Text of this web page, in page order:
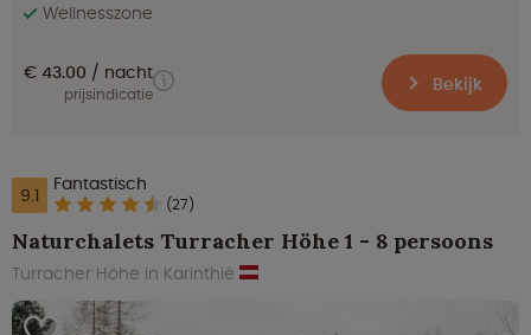
Wellnesszone
€ 43.00 nacht
prijsindicatie Bekijk
9.1 Fantastisch
(27)
Naturchalets Turracher Höhe 1 - 8 persoons
Turracher Höhe in Karinthië